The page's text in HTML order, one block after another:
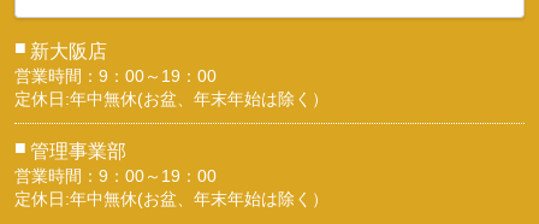
■ 新大阪店
営業時間：9：00～19：00
定休日:年中無休(お盆、年末年始は除く）
■ 管理事業部
営業時間：9：00～19：00
定休日:年中無休(お盆、年末年始は除く）